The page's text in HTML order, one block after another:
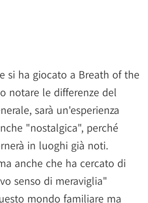
si ha giocato a Breath of the
notare le differenze del
sarà un'esperienza
"nostalgica", perché
in luoghi già noti.
anche che ha cercato di
senso di meraviglia"
mondo familiare ma